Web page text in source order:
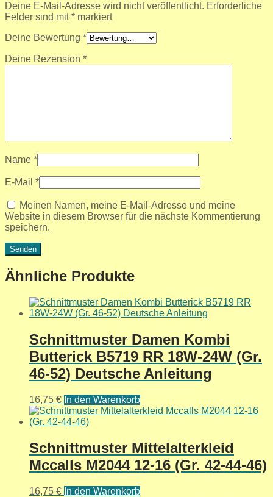
Deine E-Mail-Adresse wird nicht veröffentlicht. Erforderliche
Felder sind mit* markiert
Deine Bewertung *
Deine Rezension *
Name *
E-Mail *
Meinen Namen, meine E-Mail-Adresse und meine
Website in diesem Browser für die nächste Kommentierung
speichern.
Ähnliche Produkte
Schnittmuster Damen Kombi
Butterick B5719 RR 18W-24W (Gr.
46-52) Deutsche Anleitung
16,75 € In den Warenkorb
Schnittmuster Mittelalterkleid
Mccalls M2044 12-16 (Gr. 42-44-46)
16,75 € In den Warenkorb